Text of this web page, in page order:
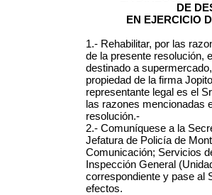
DE
EN EJERCICIO
1.- Rehabilitar, por las
de la presente resolución,
destinado a
propiedad de la firma
representante legal es el
las razones mencionadas
resolución.-
2.- Comuníquese a la
Jefatura de Policía de
Comunicación; Servicios
Inspección General
correspondiente y pase al
efectos.